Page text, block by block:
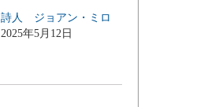
詩人 ジョアン・ミロ
2025年5月12日